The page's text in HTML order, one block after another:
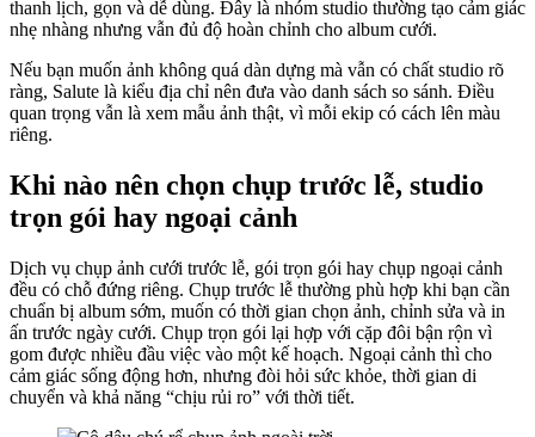
thanh lịch, gọn và dễ dùng. Đây là nhóm studio thường tạo cảm giác
nhẹ nhàng nhưng vẫn đủ độ hoàn chỉnh cho album cưới.
Nếu bạn muốn ảnh không quá dàn dựng mà vẫn có chất studio rõ
ràng, Salute là kiểu địa chỉ nên đưa vào danh sách so sánh. Điều
quan trọng vẫn là xem mẫu ảnh thật, vì mỗi ekip có cách lên màu
riêng.
Khi nào nên chọn chụp trước lễ, studio
trọn gói hay ngoại cảnh
Dịch vụ chụp ảnh cưới trước lễ, gói trọn gói hay chụp ngoại cảnh
đều có chỗ đứng riêng. Chụp trước lễ thường phù hợp khi bạn cần
chuẩn bị album sớm, muốn có thời gian chọn ảnh, chỉnh sửa và in
ấn trước ngày cưới. Chụp trọn gói lại hợp với cặp đôi bận rộn vì
gom được nhiều đầu việc vào một kế hoạch. Ngoại cảnh thì cho
cảm giác sống động hơn, nhưng đòi hỏi sức khỏe, thời gian di
chuyển và khả năng “chịu rủi ro” với thời tiết.